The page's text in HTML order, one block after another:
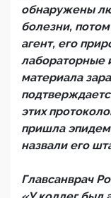
обнаружены
болезни,
агент, его
лабораторные
материала
этих
пришла
назвали его
Главсанврач